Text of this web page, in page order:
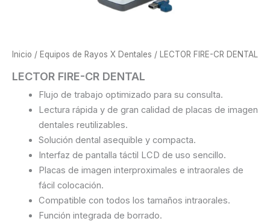
Inicio / Equipos de Rayos X Dentales / LECTOR FIRE-CR DENTAL
LECTOR FIRE-CR DENTAL
Flujo de trabajo optimizado para su consulta.
Lectura rápida y de gran calidad de placas de imagen
dentales reutilizables.
Solución dental asequible y compacta.
Interfaz de pantalla táctil LCD de uso sencillo.
Placas de imagen interproximales e intraorales de
fácil colocación.
Compatible con todos los tamaños intraorales.
Función integrada de borrado.